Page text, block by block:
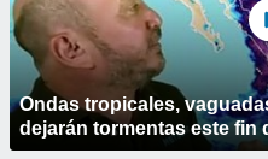
Ondas tropicales,
dejarán tormentas este fin